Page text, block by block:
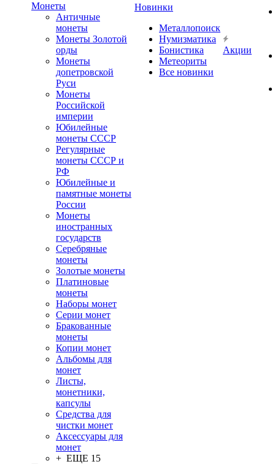
Монеты
Античные
монеты
Монеты Золотой
орды
Монеты
допетровской
Руси
Монеты
Российской
империи
Юбилейные
монеты СССР
Регулярные
монеты СССР и
РФ
Юбилейные и
памятные монеты
России
Монеты
иностранных
государств
Серебряные
монеты
Золотые монеты
Платиновые
монеты
Наборы монет
Серии монет
Бракованные
монеты
Копии монет
Альбомы для
монет
Листы,
монетники,
капсулы
Средства для
чистки монет
Аксессуары для
монет
+ ЕЩЕ 15
Новинки
Металлопоиск
Нумизматика
Бонистика
Метеориты
Все новинки
Акции